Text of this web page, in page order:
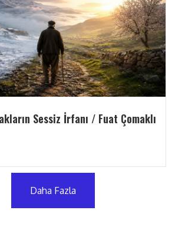
Sessiz İrfanı / Fuat Çomaklı
Daha Fazla